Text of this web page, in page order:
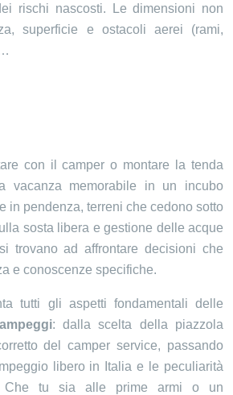
rischi nascosti. Le dimensioni non
superficie e ostacoli aerei (rami,
con il camper o montare la tenda
vacanza memorabile in un incubo
in pendenza, terreni che cedono sotto
sosta libera e gestione delle acque
trovano ad affrontare decisioni che
e conoscenze specifiche.
tutti gli aspetti fondamentali delle
: dalla scelta della piazzola
del camper service, passando
libero in Italia e le peculiarità
Che tu sia alle prime armi o un